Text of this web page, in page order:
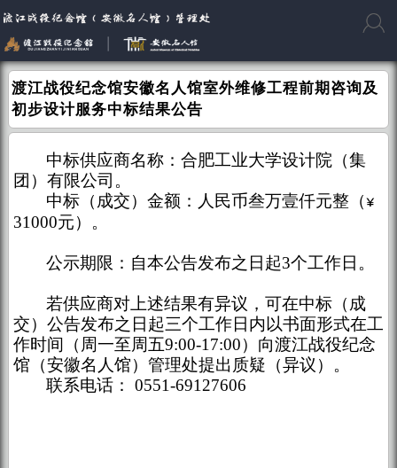
渡江战役纪念馆安徽名人馆室外维修工程前期咨询及
初步设计服务中标结果公告
中标供应商名称： 合肥工业大学设计院（集
团）有限公司 。
中标（成交）金额：人民币叁万壹仟元整（¥
31000元）。
公示期限：自本公告发布之日起3个工作日。
若供应商对上述结果有异议，可在中标（成
交）公告发布之日起三个工作日内以书面形式在工
作时间（周一至周五9:00-17:00）向渡江战役纪念
馆（安徽名人馆）管理处提出质疑（异议）。
联系电话：
0551-69127606